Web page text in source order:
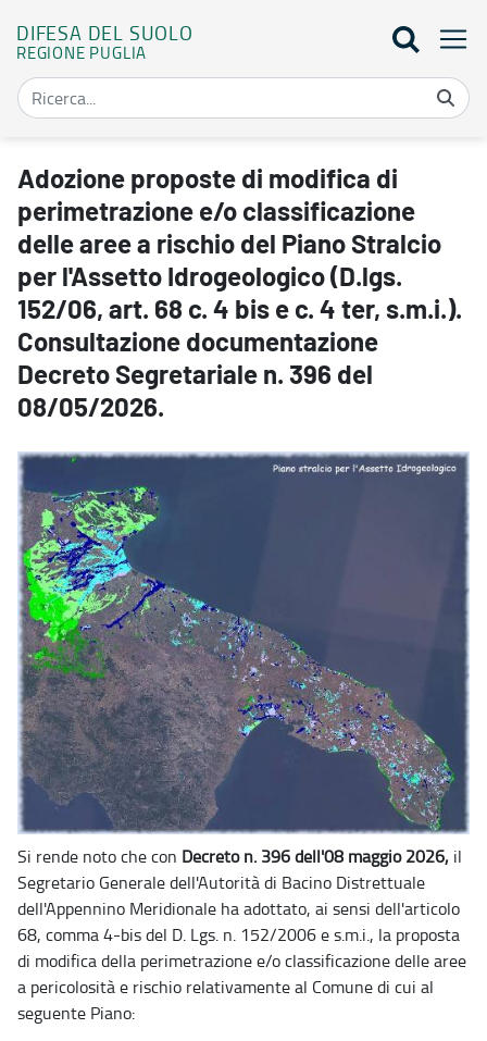
DIFESA DEL SUOLO
REGIONE PUGLIA
Adozione proposte di modifica di perimetrazione e/o
Adozione proposte di modifica di
perimetrazione e/o classificazione
delle aree a rischio del Piano Stralcio
per l'Assetto Idrogeologico (D.lgs.
152/06, art. 68 c. 4 bis e c. 4 ter, s.m.i.).
Consultazione documentazione
Decreto Segretariale n. 396 del
08/05/2026.
Si rende noto che con Decreto n. 396 dell'08 maggio 2026, il
Segretario Generale dell'Autorità di Bacino Distrettuale
dell'Appennino Meridionale ha adottato, ai sensi dell'articolo
68, comma 4-bis del D. Lgs. n. 152/2006 e s.m.i., la proposta
di modifica della perimetrazione e/o classificazione delle aree
a pericolosità e rischio relativamente al Comune di cui al
seguente Piano: